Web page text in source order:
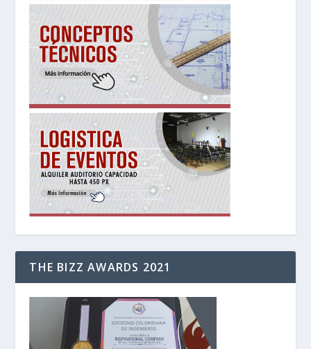
THE BIZZ AWARDS 2021